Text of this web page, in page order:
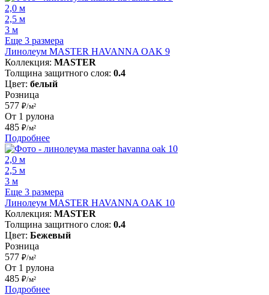
2,0 м
2,5 м
3 м
Еще 3 размера
Линолеум MASTER HAVANNA OAK 9
Коллекция: MASTER
Толщина защитного слоя: 0.4
Цвет: белый
Розница
577 ₽/м²
От 1 рулона
485 ₽/м²
Подробнее
2,0 м
2,5 м
3 м
Еще 3 размера
Линолеум MASTER HAVANNA OAK 10
Коллекция: MASTER
Толщина защитного слоя: 0.4
Цвет: Бежевый
Розница
577 ₽/м²
От 1 рулона
485 ₽/м²
Подробнее